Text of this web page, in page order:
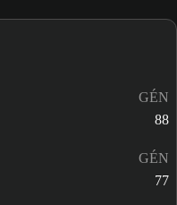
GÉN
88
GÉN
77